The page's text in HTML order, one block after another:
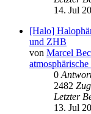
14. Jul
[Halo]
und ZHB
von Marcel
0
2482
Letzter
13. Jul